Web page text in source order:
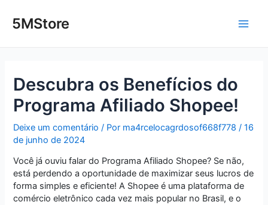
para5MStore
Descubra os Benefícios do
Programa Afiliado Shopee!
Deixe um comentário / Por ma4rcelocagrdosof668f778/16
de junho de 2024
Você já ouviu falar do Programa Afiliado Shopee? Se não,
está perdendo a oportunidade de maximizar seus lucros de
forma simples e eficiente! A Shopee é uma plataforma de
comércio eletrônico cada vez mais popular no Brasil, e o
navigation